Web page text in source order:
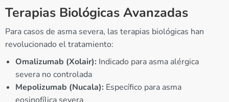
Terapias Biológicas Avanzadas
Para casos de asma severa, las terapias biológicas han
revolucionado el tratamiento:
Omalizumab (Xolair): Indicado para asma alérgica
severa no controlada
Mepolizumab (Nucala): Específico para asma